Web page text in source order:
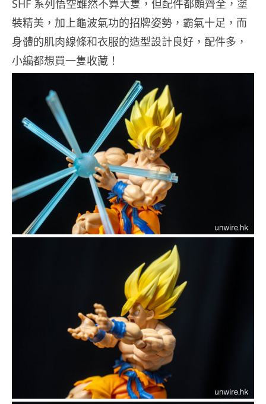
SHF 系列悟空雖然不算大隻，但配件都頗齊全，塗
裝精美，加上龜波氣功的招牌姿勢，霸氣十足，而
身體的肌肉線條和衣服的造型設計良好，配件多，
小編都想買一隻收藏！